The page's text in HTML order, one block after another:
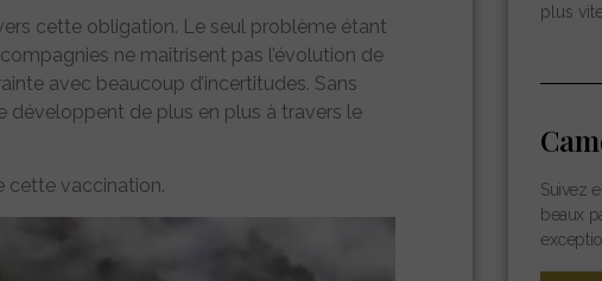
cette obligation. Le seul problème étant
ne maîtrisent pas l’évolution de
avec beaucoup d’incertitudes. Sans
développent de plus en plus à travers le
cette vaccination.
plus
Suivez
beaux